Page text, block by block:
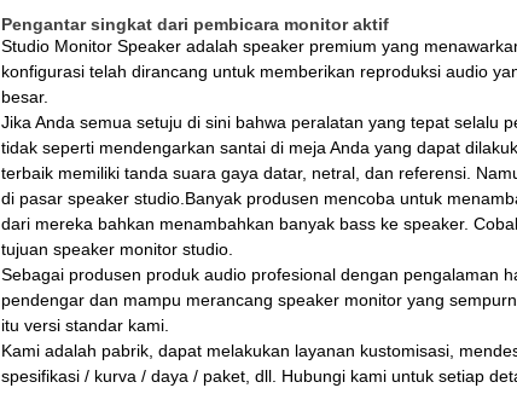
Pengantar singkat dari pembicara monitor aktif
Studio Monitor Speaker adalah speaker premium yang
konfigurasi telah dirancang untuk memberikan reproduksi audio
besar.
Jika Anda semua setuju di sini bahwa peralatan yang tepat selalu
tidak seperti mendengarkan santai di meja Anda yang dapat
terbaik memiliki tanda suara gaya datar, netral, dan referensi.
di pasar speaker studio.Banyak produsen mencoba untuk
dari mereka bahkan menambahkan banyak bass ke speaker.
tujuan speaker monitor studio.
Sebagai produsen produk audio profesional dengan pengalaman
pendengar dan mampu merancang speaker monitor yang
itu versi standar kami.
Kami adalah pabrik, dapat melakukan layanan kustomisasi,
spesifikasi / kurva / daya / paket, dll. Hubungi kami untuk setiap